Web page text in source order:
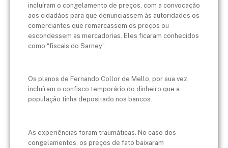
incluíram o congelamento de preços, com a convocação
aos cidadãos para que denunciassem às autoridades os
comerciantes que remarcassem os preços ou
escondessem as mercadorias. Eles ficaram conhecidos
como “fiscais do Sarney”.
Os planos de Fernando Collor de Mello, por sua vez,
incluíram o confisco temporário do dinheiro que a
população tinha depositado nos bancos.
As experiências foram traumáticas. No caso dos
congelamentos, os preços de fato baixaram